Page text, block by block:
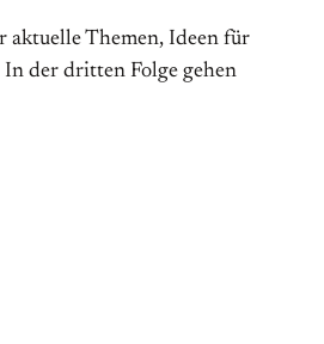
aktuelle Themen, Ideen für
der dritten Folge gehen